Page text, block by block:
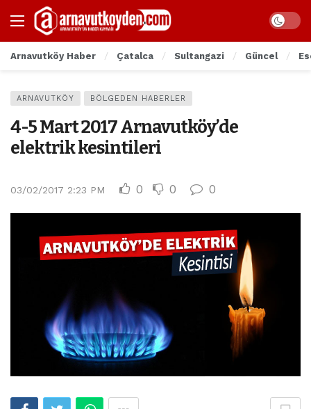
Arnavutköy Haber Çatalca Sultangazi Güncel
ARNAVUTKÖY BÖLGEDEN HABERLER
4-5 Mart 2017 Arnavutköy’de
elektrik kesintileri
03/02/2017 2:23 PM 0 0 0